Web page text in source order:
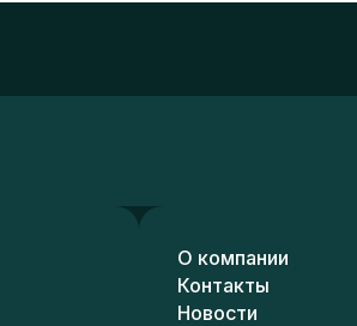
О компании
Контакты
Новости